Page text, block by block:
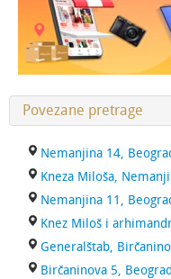
Povezane pretrage
Nemanjina 14,
Kneza Miloša,
Nemanjina 11,
Knez Miloš i
Generalštab,
Birčaninova 5, Beograd